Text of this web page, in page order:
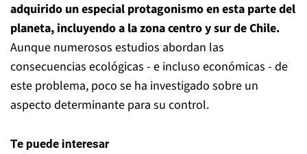
adquirido un especial protagonismo en esta parte del
planeta, incluyendo a la zona centro y sur de Chile.
Aunque numerosos estudios abordan las
consecuencias ecológicas - e incluso económicas - de
este problema, poco se ha investigado sobre un
aspecto determinante para su control.
Te puede interesar